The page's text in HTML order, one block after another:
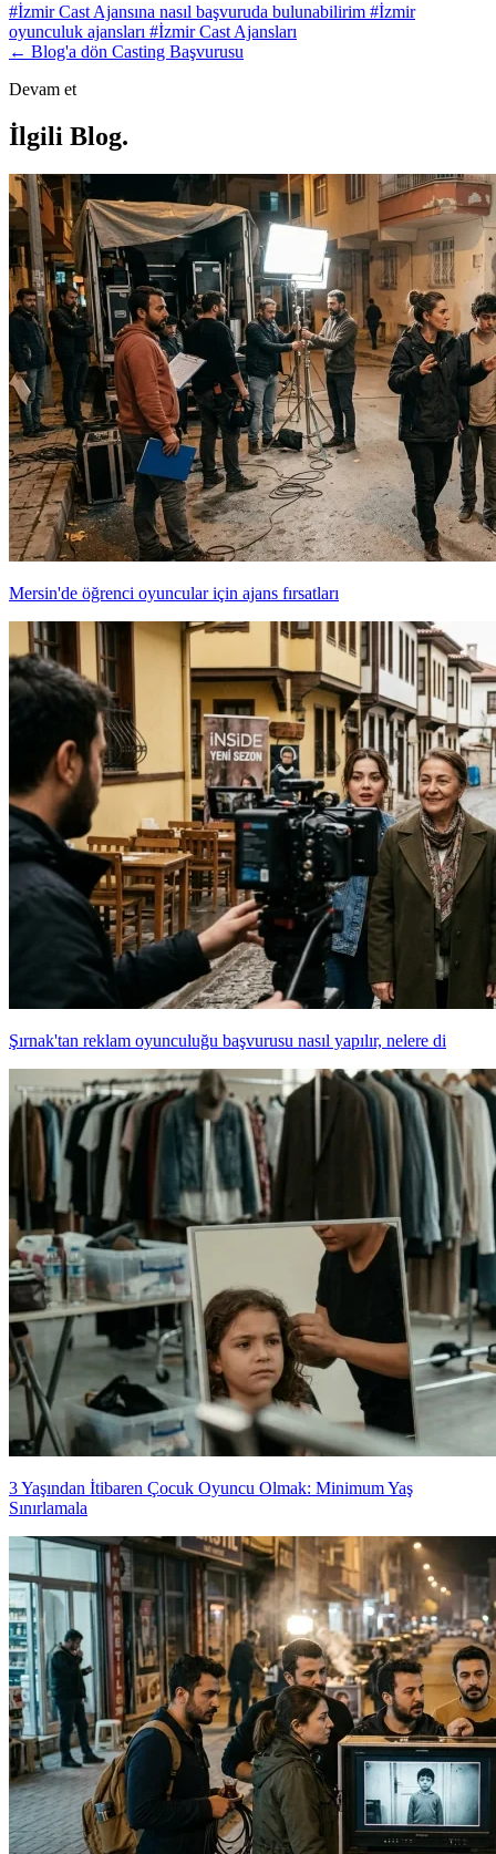
#İzmir Cast Ajansına nasıl başvuruda bulunabilirim #İzmir
oyunculuk ajansları #İzmir Cast Ajansları
← Blog'a dön Casting Başvurusu
Devam et
İlgili Blog.
Mersin'de öğrenci oyuncular için ajans fırsatları
Şırnak'tan reklam oyunculuğu başvurusu nasıl yapılır, nelere di
3 Yaşından İtibaren Çocuk Oyuncu Olmak: Minimum Yaş
Sınırlamala